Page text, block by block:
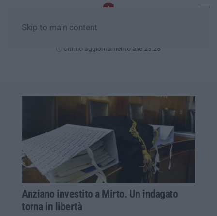
Skip to main content
Ultimo aggiornamento alle 23:28
Anziano investito a Mirto. Un indagato
torna in libertà